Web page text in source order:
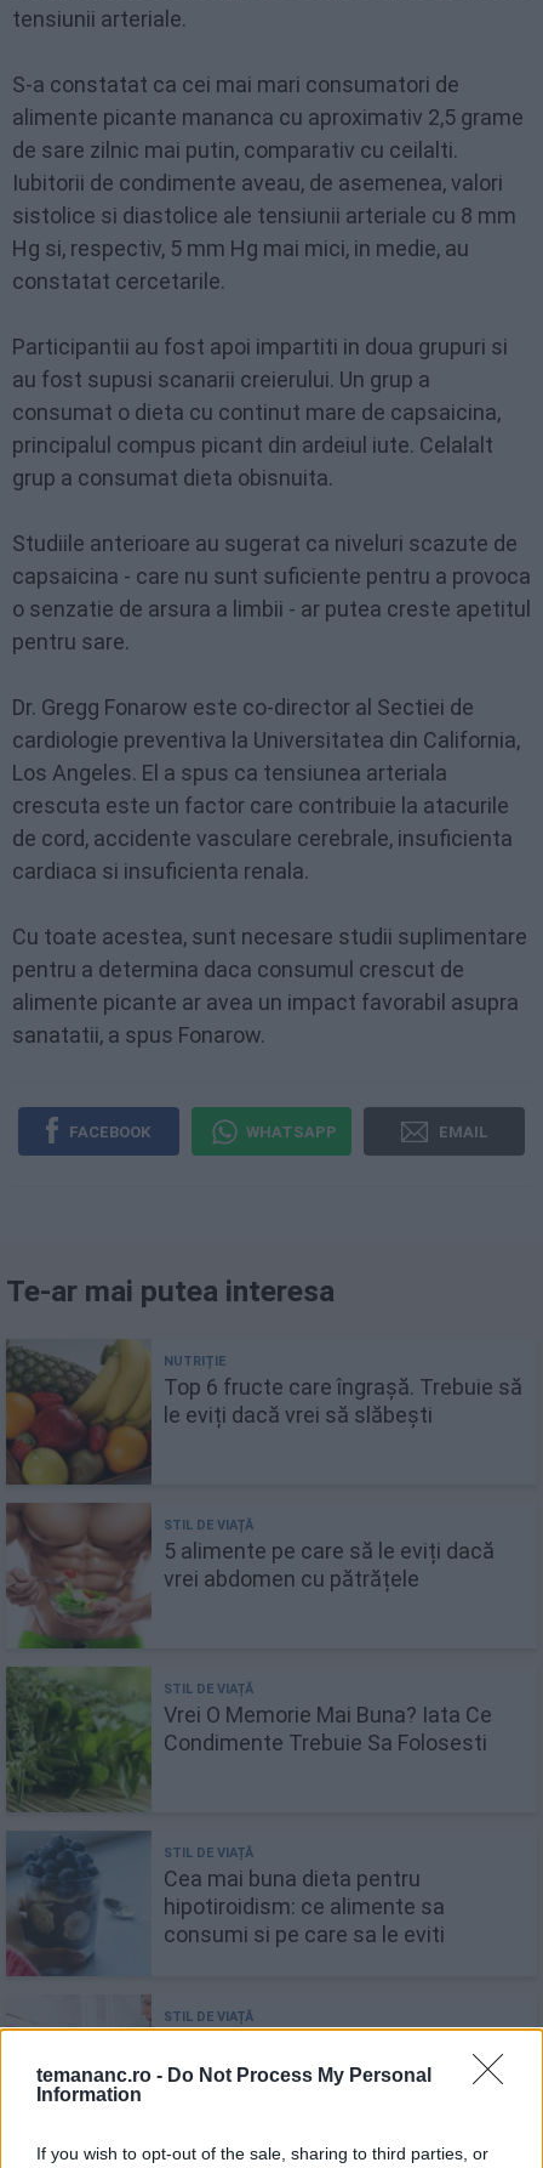
temananc.ro - Do Not Process My Personal
Information
If you wish to opt-out of the sale, sharing to third parties, or
tensiunii arteriale.
S-a constatat ca cei mai mari consumatori de
alimente picante mananca cu aproximativ 2,5 grame
de sare zilnic mai putin, comparativ cu ceilalti.
Iubitorii de condimente aveau, de asemenea, valori
sistolice si diastolice ale tensiunii arteriale cu 8 mm
Hg si, respectiv, 5 mm Hg mai mici, in medie, au
constatat cercetarile.
Participantii au fost apoi impartiti in doua grupuri si
au fost supusi scanarii creierului. Un grup a
consumat o dieta cu continut mare de capsaicina,
principalul compus picant din ardeiul iute. Celalalt
grup a consumat dieta obisnuita.
Studiile anterioare au sugerat ca niveluri scazute de
capsaicina - care nu sunt suficiente pentru a provoca
o senzatie de arsura a limbii - ar putea creste apetitul
pentru sare.
Dr. Gregg Fonarow este co-director al Sectiei de
cardiologie preventiva la Universitatea din California,
Los Angeles. El a spus ca tensiunea arteriala
crescuta este un factor care contribuie la atacurile
de cord, accidente vasculare cerebrale, insuficienta
cardiaca si insuficienta renala.
Cu toate acestea, sunt necesare studii suplimentare
pentru a determina daca consumul crescut de
alimente picante ar avea un impact favorabil asupra
sanatatii, a spus Fonarow.
FACEBOOK WHATSAPP EMAIL
Te-ar mai putea interesa
Top 6 fructe care îngrașă. Trebuie să
le eviți dacă vrei să slăbești
5 alimente pe care să le eviți dacă
vrei abdomen cu pătrățele
Vrei O Memorie Mai Buna? Iata Ce
Condimente Trebuie Sa Folosesti
Cea mai buna dieta pentru
hipotiroidism: ce alimente sa
consumi si pe care sa le eviti
greșeli și cum să le eviți